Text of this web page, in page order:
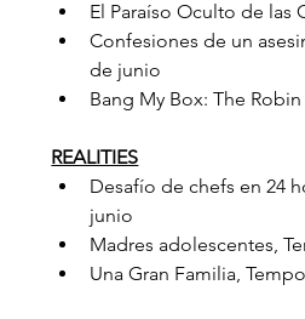
El Paraíso Oculto de las
Confesiones de un
de junio
Bang My Box: The
REALITIES
Desafío de chefs en 24
junio
Madres adolescentes,
Una Gran Familia,